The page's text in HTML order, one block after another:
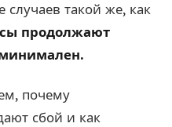
случаев такой же, как
продолжают
почему
сбой и как